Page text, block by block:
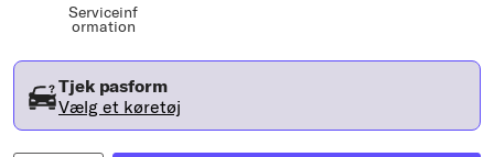
Serviceinf
ormation
Tjek pasform
Vælg et køretøj